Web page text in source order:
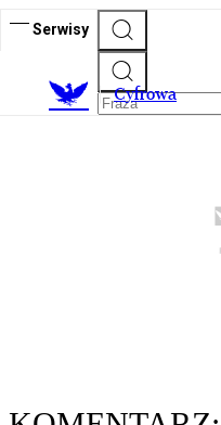
Serwisy
Cyfrowa